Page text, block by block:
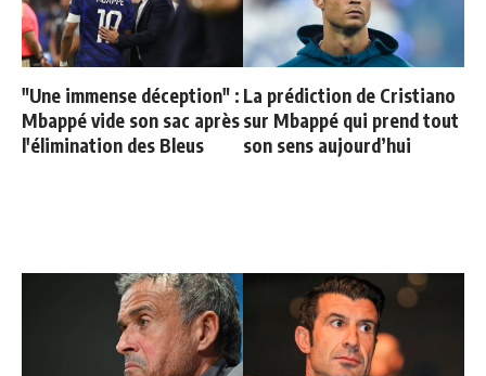
"Une immense déception" :
Mbappé vide son sac après
l'élimination des Bleus
La prédiction de Cristiano
sur Mbappé qui prend tout
son sens aujourd’hui